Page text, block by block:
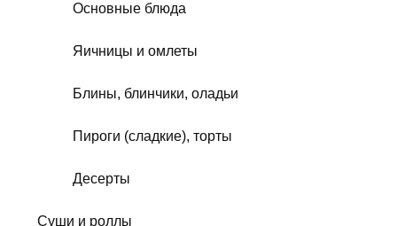
Основные блюда
Яичницы и омлеты
Блины, блинчики, оладьи
Пироги (сладкие), торты
Десерты
Суши и роллы